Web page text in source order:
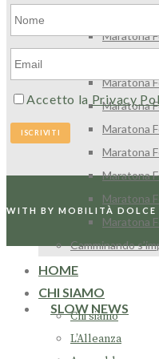
Maratona
Maratona
Maratona
Maratona
Maratona
Maratona
Maratona
Maratona
Maratona
Camminando
SLOW NEWS
Accetto la Privacy
WITH BY MOBILITÀ DOLCE
HOME
CHI SIAMO
Chi siamo
L’Alleanza